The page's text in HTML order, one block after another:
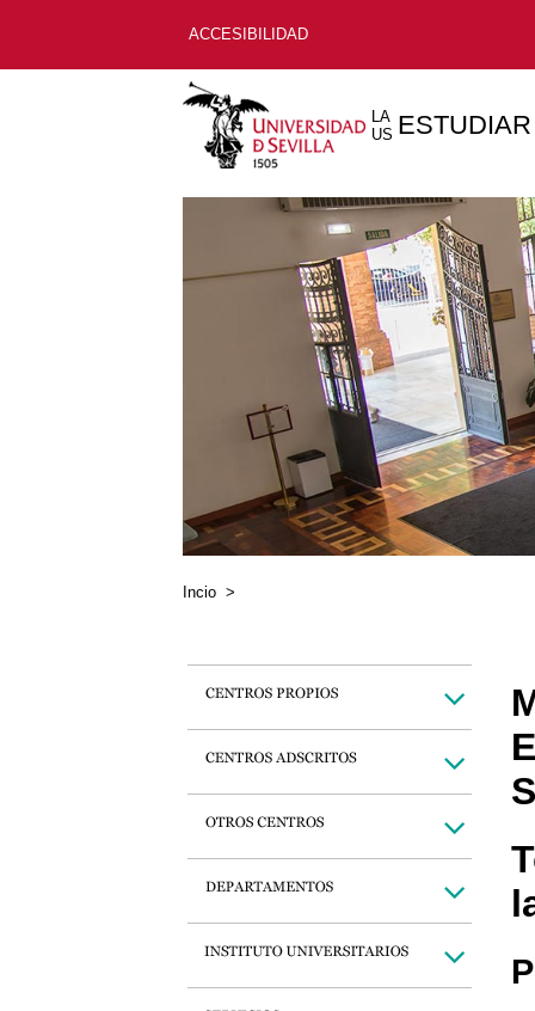
ACCESIBILIDAD
LA
US ESTUDIAR
Incio >